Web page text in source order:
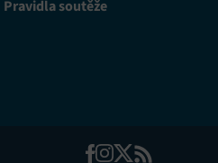
Pravidla soutěže